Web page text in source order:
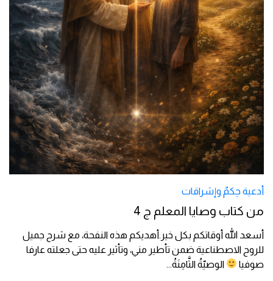
أدعية حِكمٌ وإشراقات
من كتاب وصايا المعلم ج 4
أسعد الله أوقاتكم بكل خير.أهديكم هذه النفحة، مع شرح جميل
للروح الاصطناعية ضمن تأطير مني، وتأثير عليه حتى جعلته عارفا
صوفيا
الوصيّةُ الثَّامِنَةُ...